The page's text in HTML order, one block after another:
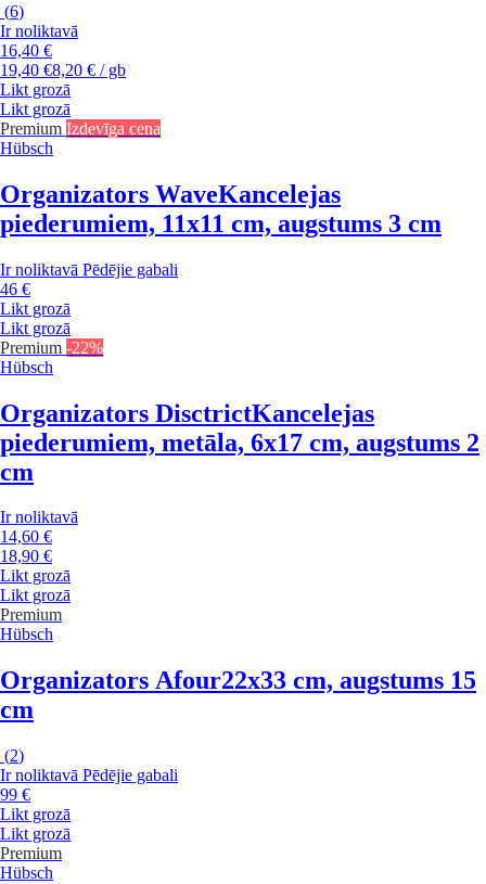
(6)
Ir noliktavā
16,40 €
19,40 €8,20 € / gb
Likt grozā
Likt grozā
Premium Izdevīga cena
Hübsch
Organizators WaveKancelejas
piederumiem, 11x11 cm, augstums 3 cm
Ir noliktavā Pēdējie gabali
46 €
Likt grozā
Likt grozā
Premium -22%
Hübsch
Organizators DisctrictKancelejas
piederumiem, metāla, 6x17 cm, augstums 2
cm
Ir noliktavā
14,60 €
18,90 €
Likt grozā
Likt grozā
Premium
Hübsch
Organizators Afour22x33 cm, augstums 15
cm
(2)
Ir noliktavā Pēdējie gabali
99 €
Likt grozā
Likt grozā
Premium
Hübsch